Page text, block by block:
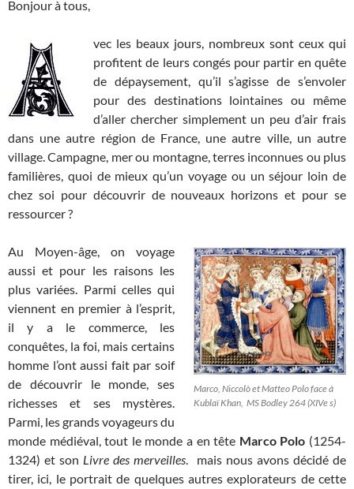
Bonjour à tous,
vec les beaux jours, nombreux sont ceux qui
profitent de leurs congés pour partir en quête
de dépaysement, qu’il s’agisse de s’envoler
pour des destinations lointaines ou même
d’aller chercher simplement un peu d’air frais
dans une autre région de France, une autre ville, un autre
village. Campagne, mer ou montagne, terres inconnues ou plus
familières, quoi de mieux qu’un voyage ou un séjour loin de
chez soi pour découvrir de nouveaux horizons et pour se
ressourcer ?
Marco, Niccolò et Matteo Polo face à
Kublaï Khan, MS Bodley 264 (XIVe s)
Au Moyen-âge, on voyage
aussi et pour les raisons les
plus variées. Parmi celles qui
viennent en premier à l’esprit,
il y a le commerce, les
conquêtes, la foi, mais certains
homme l’ont aussi fait par soif
de découvrir le monde, ses
richesses et ses mystères.
Parmi, les grands voyageurs du
monde médiéval, tout le monde a en tête Marco Polo (1254-
1324) et son Livre des merveilles. mais nous avons décidé de
tirer, ici, le portrait de quelques autres explorateurs de cette